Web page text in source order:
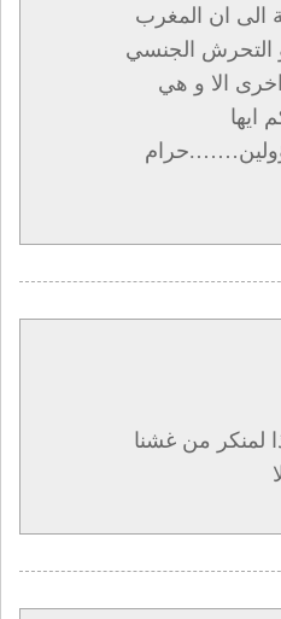
الى ان المغرب
التحرش الجنسي
الا و هي
ايها
لمنكر من غشنا